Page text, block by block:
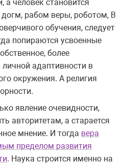
а человек становится
рабом веры, роботом, В
обучения, следует
попираются усвоенные
более
адаптивности в
окружения. А религия
явление очевидности,
авторитетам, а старается
мнение. И тогда вера
пределом развития
. Наука строится именно на